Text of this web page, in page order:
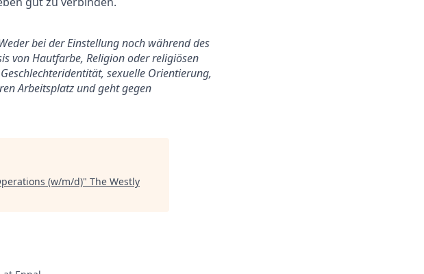
bei der Einstellung noch während des
von Hautfarbe, Religion oder religiösen
sexuelle Orientierung,
Arbeitsplatz und geht gegen
(w/m/d)" The Westly